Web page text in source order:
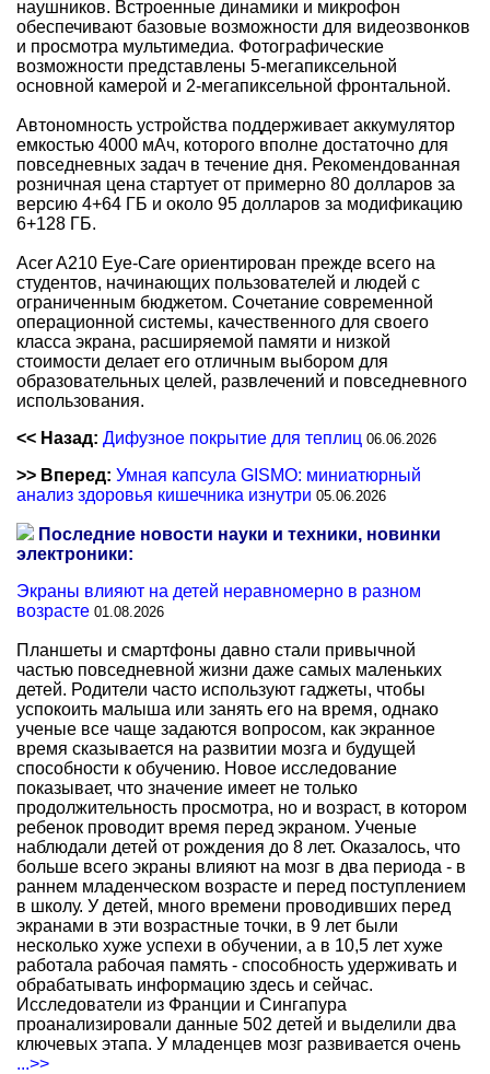
наушников. Встроенные динамики и микрофон
обеспечивают базовые возможности для видеозвонков
и просмотра мультимедиа. Фотографические
возможности представлены 5-мегапиксельной
основной камерой и 2-мегапиксельной фронтальной.
Автономность устройства поддерживает аккумулятор
емкостью 4000 мАч, которого вполне достаточно для
повседневных задач в течение дня. Рекомендованная
розничная цена стартует от примерно 80 долларов за
версию 4+64 ГБ и около 95 долларов за модификацию
6+128 ГБ.
Acer A210 Eye-Care ориентирован прежде всего на
студентов, начинающих пользователей и людей с
ограниченным бюджетом. Сочетание современной
операционной системы, качественного для своего
класса экрана, расширяемой памяти и низкой
стоимости делает его отличным выбором для
образовательных целей, развлечений и повседневного
использования.
<< Назад: Дифузное покрытие для теплиц 06.06.2026
>> Вперед: Умная капсула GISMO: миниатюрный
анализ здоровья кишечника изнутри 05.06.2026
Последние новости науки и техники, новинки
электроники:
Экраны влияют на детей неравномерно в разном
возрасте 01.08.2026
Планшеты и смартфоны давно стали привычной
частью повседневной жизни даже самых маленьких
детей. Родители часто используют гаджеты, чтобы
успокоить малыша или занять его на время, однако
ученые все чаще задаются вопросом, как экранное
время сказывается на развитии мозга и будущей
способности к обучению. Новое исследование
показывает, что значение имеет не только
продолжительность просмотра, но и возраст, в котором
ребенок проводит время перед экраном. Ученые
наблюдали детей от рождения до 8 лет. Оказалось, что
больше всего экраны влияют на мозг в два периода - в
раннем младенческом возрасте и перед поступлением
в школу. У детей, много времени проводивших перед
экранами в эти возрастные точки, в 9 лет были
несколько хуже успехи в обучении, а в 10,5 лет хуже
работала рабочая память - способность удерживать и
обрабатывать информацию здесь и сейчас.
Исследователи из Франции и Сингапура
проанализировали данные 502 детей и выделили два
ключевых этапа. У младенцев мозг развивается очень
...>>